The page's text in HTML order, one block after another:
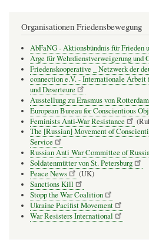
Organisationen Friedensbewegung
AbFaNG - Aktionsbündnis für Frieden
Arge für Wehrdienstverweigerung und
Friedenskooperative _ Netzwerk der
connection e.V. - Inter­na­tio­nale
und Deser­teure
Ausstellung zu Erasmus von
European Bureau for Conscientious
Feminists Anti-War Resistance
The [Russian] Movement of
Service
Russian Anti War Committee of
Soldatenmütter von St. Petersburg
Peace News
(UK)
Sanctions Kill
Stopp the War Coalition
Ukraine Pacifist Movement
War Resisters International